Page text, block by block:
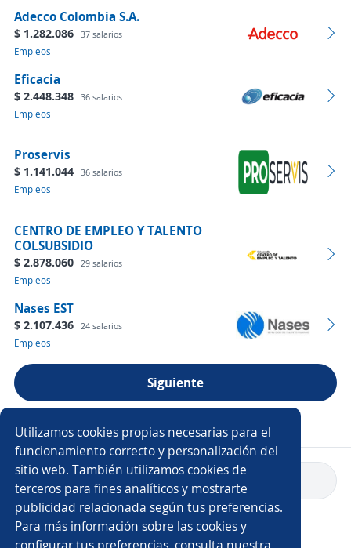
Utilizamos cookies propias necesarias para el
funcionamiento correcto y personalización del
sitio web. También utilizamos cookies de
terceros para fines analíticos y mostrarte
publicidad relacionada según tus preferencias.
Para más información sobre las cookies y
Adecco Colombia S.A.
$ 1.282.086 37 salarios
Empleos
Eficacia
$ 2.448.348 36 salarios
Empleos
Proservis
$ 1.141.044 36 salarios
Empleos
CENTRO DE EMPLEO Y TALENTO
COLSUBSIDIO
$ 2.878.060 29 salarios
Empleos
Nases EST
$ 2.107.436 24 salarios
Empleos
Siguiente
Ver más empresas
Volver a inicio
Copyright 2014 - 2026 DGNET LTD.